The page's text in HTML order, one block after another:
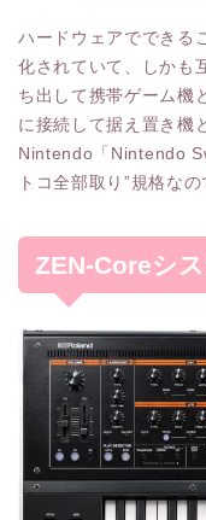
ハードウェアでできる
化されていて、しかも
ち出して携帯ゲーム機
に接続して据え置き機
Nintendo「Nintendo
トコ全部取り”規格な
ZEN-Coreシ